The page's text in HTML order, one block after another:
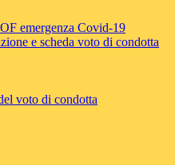
emergenza Covid-19
e scheda voto di condotta
voto di condotta